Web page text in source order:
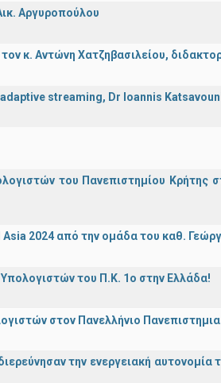
Αργυροπούλου
κ. Αντώνη Χατζηβασιλείου,
streaming, Dr Ioannis
του Πανεπιστημίου Κρήτης
2024 από την ομάδα του καθ.
του Π.Κ. 1ο στην Ελλάδα!
στον Πανελλήνιο
την ενεργειακή